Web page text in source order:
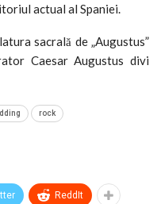
actual al Spaniei.
sacrală de „Augustus”
Caesar Augustus divi
rock
ReddIt